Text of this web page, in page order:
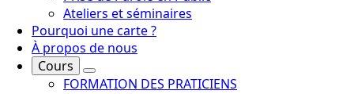
Ateliers et séminaires
Pourquoi une carte ?
À propos de nous
Cours
FORMATION DES PRATICIENS